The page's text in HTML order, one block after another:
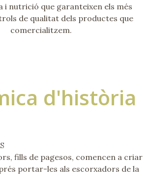
i nutrició que garanteixen els més
de qualitat dels productes que
comercialitzem.
d'història
fills de pagesos, comencen a criar
portar-les als escorxadors de la